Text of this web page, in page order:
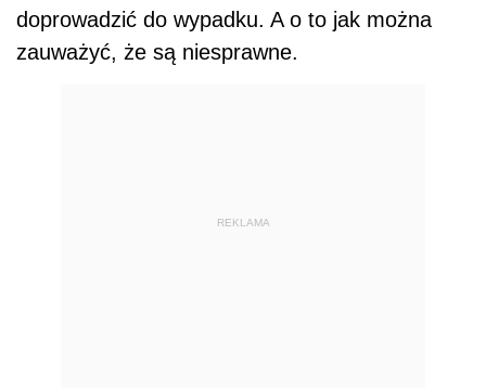
doprowadzić do wypadku. A o to jak można
zauważyć, że są niesprawne.
REKLAMA